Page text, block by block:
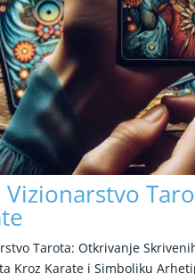
Tarota: Otkrivanje
Kroz Karate i Simboliku